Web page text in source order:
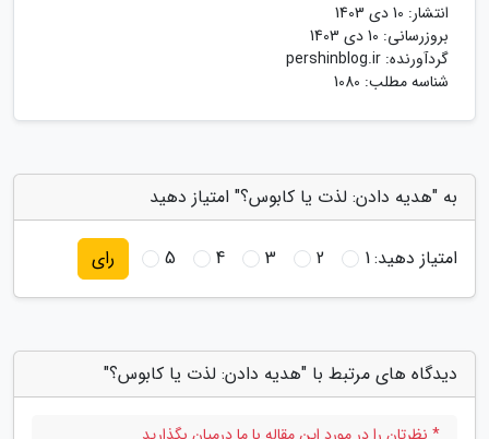
انتشار: 10 دی 1403
بروزرسانی: 10 دی 1403
گردآورنده: pershinblog.ir
شناسه مطلب: 1080
به "هدیه دادن: لذت یا کابوس؟" امتیاز دهید
امتیاز دهید:1
2
3
4
5 رای
دیدگاه های مرتبط با "هدیه دادن: لذت یا کابوس؟"